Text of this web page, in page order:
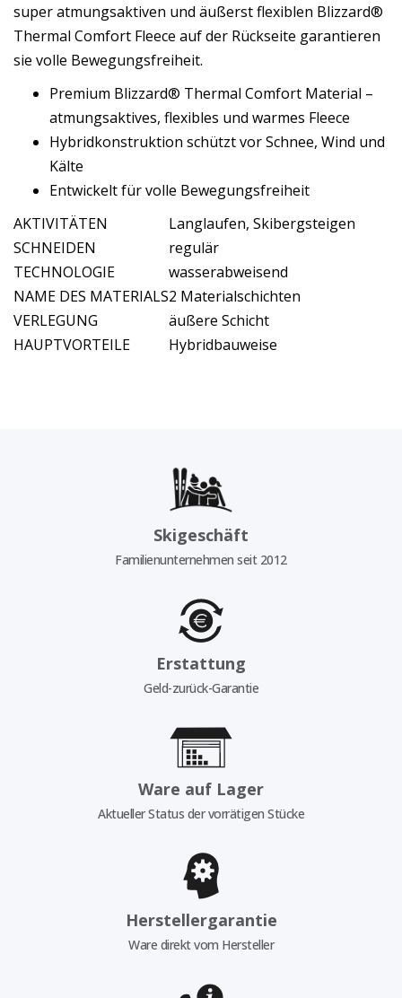
super atmungsaktiven und äußerst flexiblen Blizzard®
Thermal Comfort Fleece auf der Rückseite garantieren
sie volle Bewegungsfreiheit.
Premium Blizzard® Thermal Comfort Material –
atmungsaktives, flexibles und warmes Fleece
Hybridkonstruktion schützt vor Schnee, Wind und
Kälte
Entwickelt für volle Bewegungsfreiheit
AKTIVITÄTEN
Langlaufen, Skibergsteigen
SCHNEIDEN
regulär
TECHNOLOGIE
wasserabweisend
NAME DES MATERIALS2 Materialschichten
VERLEGUNG
äußere Schicht
HAUPTVORTEILE
Hybridbauweise
Skigeschäft
Familienunternehmen seit 2012
Erstattung
Geld-zurück-Garantie
Ware auf Lager
Aktueller Status der vorrätigen Stücke
Herstellergarantie
Ware direkt vom Hersteller